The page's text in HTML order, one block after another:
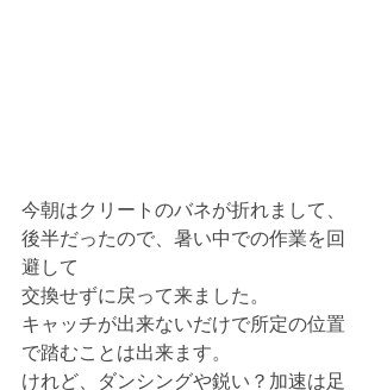
今朝はクリートのバネが折れまして、
後半だったので、暑い中での作業を回
避して
交換せずに戻って来ました。
キャッチが出来ないだけで所定の位置
で踏むことは出来ます。
けれど、ダンシングや鋭い？加速は足